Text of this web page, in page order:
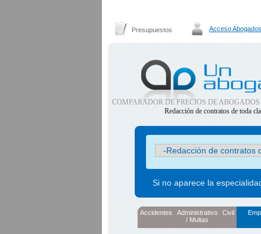
Presupuestos Acceso Abogados
COMPARADOR DE PRECIOS DE
Redacción de contratos de toda
Si no aparece la
Accidentes
Administrativo
/ Multas
Civil